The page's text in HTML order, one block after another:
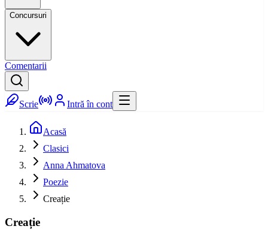
Concursuri
Comentarii
Scrie Intră în cont
Acasă
Clasici
Anna Ahmatova
Poezie
Creație
Creație